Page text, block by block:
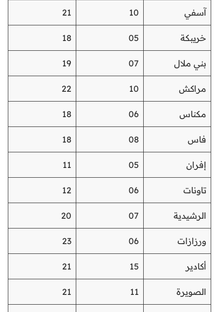
آسفي 10
21
خريبكة 05
18
بني ملال 07
19
مراكش 10
22
مكناس 06
18
فاس 08
18
إفران 05
11
تاونات 06
12
الرشيدية 07
20
ورزازات 06
23
أكادير 15
21
الصويرة 11
21